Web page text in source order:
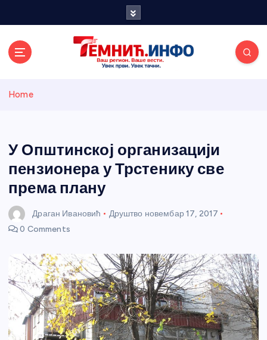
и портал
Home
У Општинској организацији
пензионера у Трстенику све
према плану
Драган Ивановић Друштво новембар 17, 2017
0 Comments